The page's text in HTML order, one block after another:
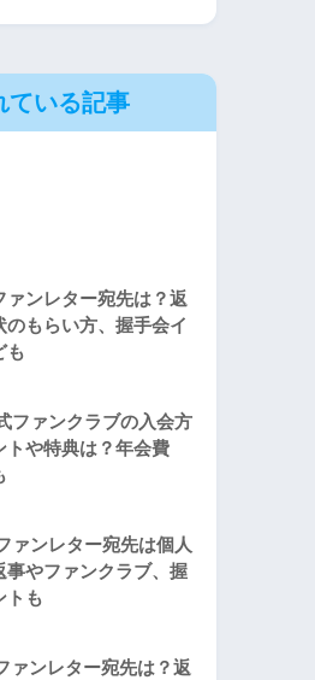
ている記事
ァンレター宛先は？返
のもらい方、握手会イ
も
ファンクラブの入会方
トや特典は？年会費
ァンレター宛先は個人
事やファンクラブ、握
トも
ァンレター宛先は？返